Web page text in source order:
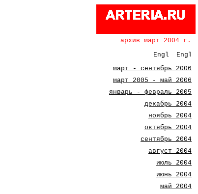
архив март 2004 г.
март - сентябрь 2006
март 2005 - май 2006
январь - февраль 2005
декабрь 2004
ноябрь 2004
октябрь 2004
сентябрь 2004
август 2004
июль 2004
июнь 2004
май 2004